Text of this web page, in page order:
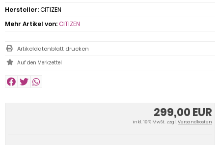
299,00 EUR
inkl. 19 % MwSt. zzgl.Versandkosten
Hersteller:CITIZEN
Mehr Artikel von: CITIZEN
Artikeldatenblatt drucken